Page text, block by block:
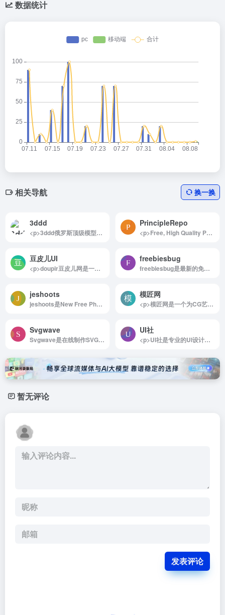
数据统计
相关导航 换一换
3ddd
<p>3ddd俄罗斯顶级模型网站</p>
PrincipleRepo
<p>Free, High Quality Principle Resources</p>
豆皮儿UI
<p>doupir豆皮儿网是一个专注于UI领域的垂直素材资源共享平台，旨在为UI设计师提供基础UI设计素材，并逐步打造成为一个垂直的素材交流平台。</p>
freebiesbug
freebiesbug是最新的免费设计资源
jeshoots
jeshoots是New Free Photos &amp; Mockups in to your Inbox!
模匠网
<p>模匠网是一个为CG艺术家免费提供3D模型下载、贴图下载、教程下载、CG软件下载、的网站</p>
Svgwave
Svgwave是在线制作SVG渐变波浪图案
UI社
<p>UI社是专业的UI设计网站，集合了分享、创意、资源下载、欣赏，UI视频教程，心得,招聘等内容,致力于成长为最好的精品UI设计素材资源网站！</p>
暂无评论
发表评论